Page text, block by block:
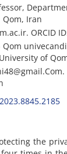
Qom, Iran
ORCID
Qom
of
the